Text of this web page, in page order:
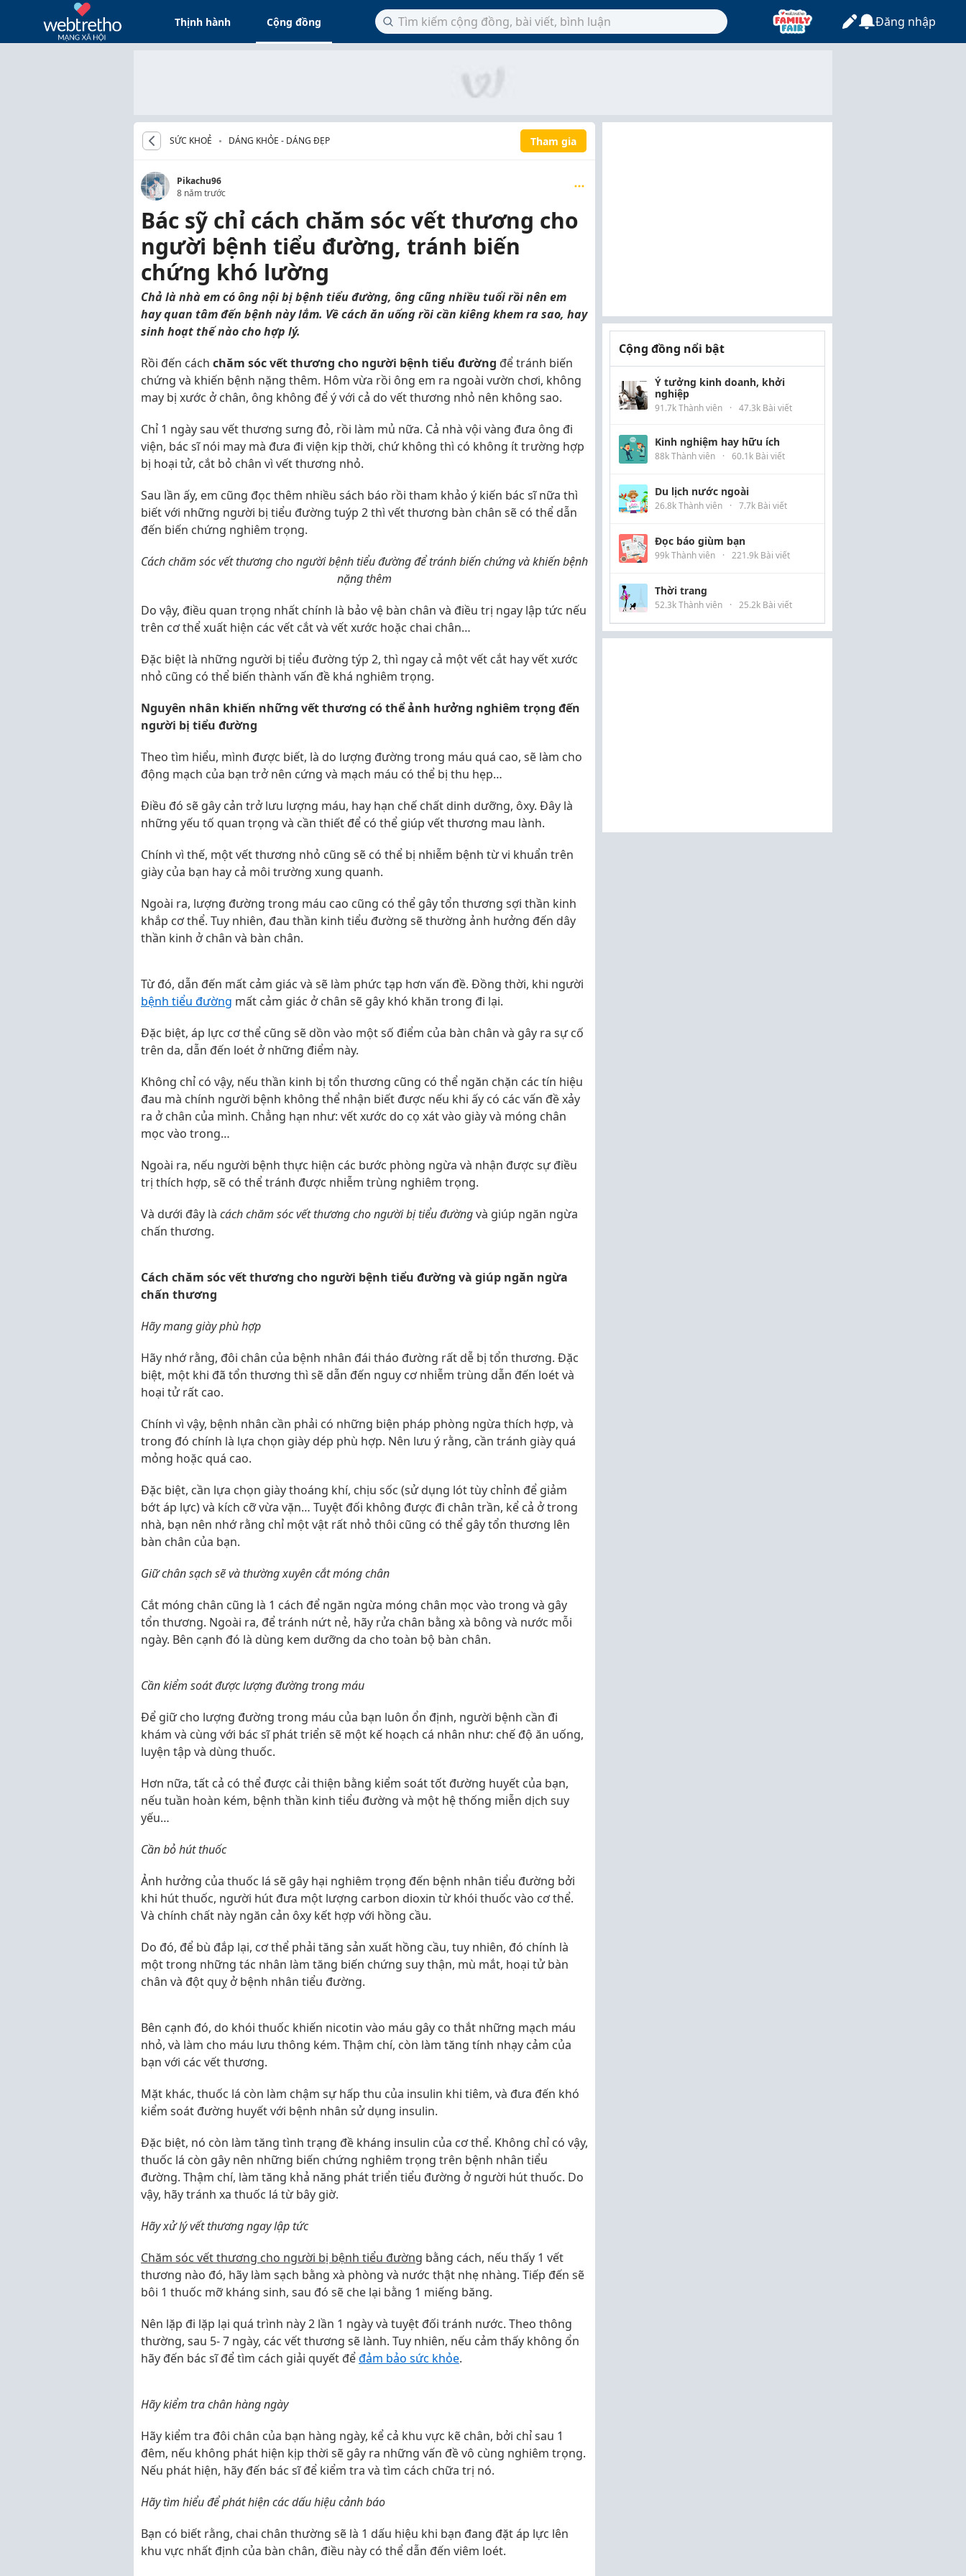
Thịnh hành Cộng đồng Đăng nhập
SỨC KHOẺ DÁNG KHỎE - DÁNG ĐẸP Tham gia
Pikachu96
8 năm trước
Bác sỹ chỉ cách chăm sóc vết thương cho
người bệnh tiểu đường, tránh biến
chứng khó lường
Chả là nhà em có ông nội bị bệnh tiểu đường, ông cũng nhiều tuổi rồi nên em
hay quan tâm đến bệnh này lắm. Về cách ăn uống rồi cần kiêng khem ra sao, hay
sinh hoạt thế nào cho hợp lý.
Rồi đến cách chăm sóc vết thương cho người bệnh tiểu đường để tránh biến
chứng và khiến bệnh nặng thêm. Hôm vừa rồi ông em ra ngoài vườn chơi, không
may bị xước ở chân, ông không để ý với cả do vết thương nhỏ nên không sao.
Chỉ 1 ngày sau vết thương sưng đỏ, rồi làm mủ nữa. Cả nhà vội vàng đưa ông đi
viện, bác sĩ nói may mà đưa đi viện kịp thời, chứ không thì có không ít trường hợp
bị hoại tử, cắt bỏ chân vì vết thương nhỏ.
Sau lần ấy, em cũng đọc thêm nhiều sách báo rồi tham khảo ý kiến bác sĩ nữa thì
biết với những người bị tiểu đường tuýp 2 thì vết thương bàn chân sẽ có thể dẫn
đến biến chứng nghiêm trọng.
Cách chăm sóc vết thương cho người bệnh tiểu đường để tránh biến chứng và khiến bệnh
nặng thêm
Do vậy, điều quan trọng nhất chính là bảo vệ bàn chân và điều trị ngay lập tức nếu
trên cơ thể xuất hiện các vết cắt và vết xước hoặc chai chân…
Đặc biệt là những người bị tiểu đường týp 2, thì ngay cả một vết cắt hay vết xước
nhỏ cũng có thể biến thành vấn đề khá nghiêm trọng.
Nguyên nhân khiến những vết thương có thể ảnh hưởng nghiêm trọng đến
người bị tiểu đường
Theo tìm hiểu, mình được biết, là do lượng đường trong máu quá cao, sẽ làm cho
động mạch của bạn trở nên cứng và mạch máu có thể bị thu hẹp…
Điều đó sẽ gây cản trở lưu lượng máu, hay hạn chế chất dinh dưỡng, ôxy. Đây là
những yếu tố quan trọng và cần thiết để có thể giúp vết thương mau lành.
Chính vì thế, một vết thương nhỏ cũng sẽ có thể bị nhiễm bệnh từ vi khuẩn trên
giày của bạn hay cả môi trường xung quanh.
Ngoài ra, lượng đường trong máu cao cũng có thể gây tổn thương sợi thần kinh
khắp cơ thể. Tuy nhiên, đau thần kinh tiểu đường sẽ thường ảnh hưởng đến dây
thần kinh ở chân và bàn chân.
Từ đó, dẫn đến mất cảm giác và sẽ làm phức tạp hơn vấn đề. Đồng thời, khi người
bệnh tiểu đường mất cảm giác ở chân sẽ gây khó khăn trong đi lại.
Đặc biệt, áp lực cơ thể cũng sẽ dồn vào một số điểm của bàn chân và gây ra sự cố
trên da, dẫn đến loét ở những điểm này.
Không chỉ có vậy, nếu thần kinh bị tổn thương cũng có thể ngăn chặn các tín hiệu
đau mà chính người bệnh không thể nhận biết được nếu khi ấy có các vấn đề xảy
ra ở chân của mình. Chẳng hạn như: vết xước do cọ xát vào giày và móng chân
mọc vào trong…
Ngoài ra, nếu người bệnh thực hiện các bước phòng ngừa và nhận được sự điều
trị thích hợp, sẽ có thể tránh được nhiễm trùng nghiêm trọng.
Và dưới đây là cách chăm sóc vết thương cho người bị tiểu đườngvà giúp ngăn ngừa
chấn thương.
Cách chăm sóc vết thương cho người bệnh tiểu đường và giúp ngăn ngừa
chấn thương
Hãy mang giày phù hợp
Hãy nhớ rằng, đôi chân của bệnh nhân đái tháo đường rất dễ bị tổn thương. Đặc
biệt, một khi đã tổn thương thì sẽ dẫn đến nguy cơ nhiễm trùng dẫn đến loét và
hoại tử rất cao.
Chính vì vậy, bệnh nhân cần phải có những biện pháp phòng ngừa thích hợp, và
trong đó chính là lựa chọn giày dép phù hợp. Nên lưu ý rằng, cần tránh giày quá
mỏng hoặc quá cao.
Đặc biệt, cần lựa chọn giày thoáng khí, chịu sốc (sử dụng lót tùy chỉnh để giảm
bớt áp lực) và kích cỡ vừa vặn… Tuyệt đối không được đi chân trần, kể cả ở trong
nhà, bạn nên nhớ rằng chỉ một vật rất nhỏ thôi cũng có thể gây tổn thương lên
bàn chân của bạn.
Giữ chân sạch sẽ và thường xuyên cắt móng chân
Cắt móng chân cũng là 1 cách để ngăn ngừa móng chân mọc vào trong và gây
tổn thương. Ngoài ra, để tránh nứt nẻ, hãy rửa chân bằng xà bông và nước mỗi
ngày. Bên cạnh đó là dùng kem dưỡng da cho toàn bộ bàn chân.
Cần kiểm soát được lượng đường trong máu
Để giữ cho lượng đường trong máu của bạn luôn ổn định, người bệnh cần đi
khám và cùng với bác sĩ phát triển sẽ một kế hoạch cá nhân như: chế độ ăn uống,
luyện tập và dùng thuốc.
Hơn nữa, tất cả có thể được cải thiện bằng kiểm soát tốt đường huyết của bạn,
nếu tuần hoàn kém, bệnh thần kinh tiểu đường và một hệ thống miễn dịch suy
yếu…
Cần bỏ hút thuốc
Ảnh hưởng của thuốc lá sẽ gây hại nghiêm trọng đến bệnh nhân tiểu đường bởi
khi hút thuốc, người hút đưa một lượng carbon dioxin từ khói thuốc vào cơ thể.
Và chính chất này ngăn cản ôxy kết hợp với hồng cầu.
Do đó, để bù đắp lại, cơ thể phải tăng sản xuất hồng cầu, tuy nhiên, đó chính là
một trong những tác nhân làm tăng biến chứng suy thận, mù mắt, hoại tử bàn
chân và đột quỵ ở bệnh nhân tiểu đường.
Bên cạnh đó, do khói thuốc khiến nicotin vào máu gây co thắt những mạch máu
nhỏ, và làm cho máu lưu thông kém. Thậm chí, còn làm tăng tính nhạy cảm của
bạn với các vết thương.
Mặt khác, thuốc lá còn làm chậm sự hấp thu của insulin khi tiêm, và đưa đến khó
kiểm soát đường huyết với bệnh nhân sử dụng insulin.
Đặc biệt, nó còn làm tăng tình trạng đề kháng insulin của cơ thể. Không chỉ có vậy,
thuốc lá còn gây nên những biến chứng nghiêm trọng trên bệnh nhân tiểu
đường. Thậm chí, làm tăng khả năng phát triển tiểu đường ở người hút thuốc. Do
vậy, hãy tránh xa thuốc lá từ bây giờ.
Hãy xử lý vết thương ngay lập tức
Chăm sóc vết thương cho người bị bệnh tiểu đường bằng cách, nếu thấy 1 vết
thương nào đó, hãy làm sạch bằng xà phòng và nước thật nhẹ nhàng. Tiếp đến sẽ
bôi 1 thuốc mỡ kháng sinh, sau đó sẽ che lại bằng 1 miếng băng.
Nên lặp đi lặp lại quá trình này 2 lần 1 ngày và tuyệt đối tránh nước. Theo thông
thường, sau 5- 7 ngày, các vết thương sẽ lành. Tuy nhiên, nếu cảm thấy không ổn
hãy đến bác sĩ để tìm cách giải quyết đểđảm bảo sức khỏe.
Hãy kiểm tra chân hàng ngày
Hãy kiểm tra đôi chân của bạn hàng ngày, kể cả khu vực kẽ chân, bởi chỉ sau 1
đêm, nếu không phát hiện kịp thời sẽ gây ra những vấn đề vô cùng nghiêm trọng.
Nếu phát hiện, hãy đến bác sĩ để kiểm tra và tìm cách chữa trị nó.
Hãy tìm hiểu để phát hiện các dấu hiệu cảnh báo
Bạn có biết rằng, chai chân thường sẽ là 1 dấu hiệu khi bạn đang đặt áp lực lên
khu vực nhất định của bàn chân, điều này có thể dẫn đến viêm loét.
Cộng đồng nổi bật
Ý tưởng kinh doanh, khởi
nghiệp
91.7k Thành viên · 47.3k Bài viết
Kinh nghiệm hay hữu ích
88k Thành viên · 60.1k Bài viết
Du lịch nước ngoài
26.8k Thành viên · 7.7k Bài viết
Đọc báo giùm bạn
99k Thành viên · 221.9k Bài viết
Thời trang
52.3k Thành viên · 25.2k Bài viết